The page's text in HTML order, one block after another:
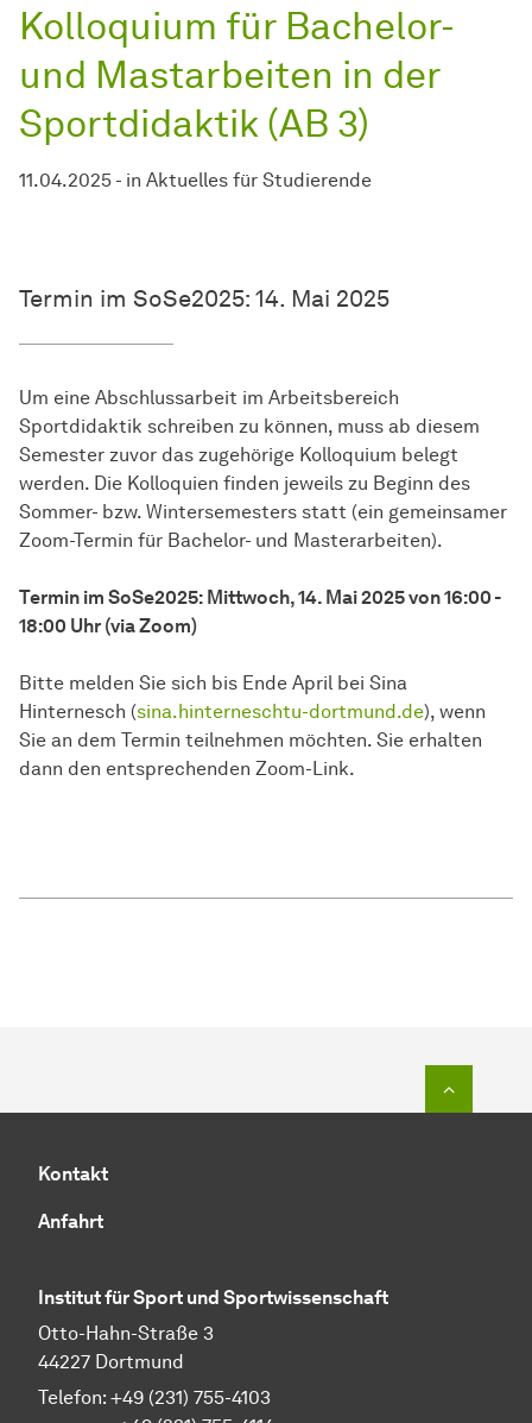
Kolloquium für Bachelor-
und Mastarbeiten in der
Sportdidaktik (AB 3)
11.04.2025 - in Aktuelles für Studierende
Termin im SoSe2025: 14. Mai 2025
Um eine Abschlussarbeit im Arbeitsbereich
Sportdidaktik schreiben zu können, muss ab diesem
Semester zuvor das zugehörige Kolloquium belegt
werden. Die Kolloquien finden jeweils zu Beginn des
Sommer- bzw. Wintersemesters statt (ein gemeinsamer
Zoom-Termin für Bachelor- und Masterarbeiten).
Termin im SoSe2025: Mittwoch, 14. Mai 2025 von 16:00 -
18:00 Uhr (via Zoom)
Bitte melden Sie sich bis Ende April bei Sina
Hinternesch (sina.hinterneschtu-dortmund.de), wenn
Sie an dem Termin teilnehmen möchten. Sie erhalten
dann den entsprechenden Zoom-Link.
Kontakt
Anfahrt
Institut für Sport und Sportwissenschaft
Otto-Hahn-Straße 3
44227 Dortmund
Telefon: +49 (231) 755-4103